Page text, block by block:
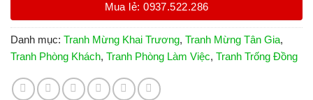
Mua lẻ: 0937.522.286
Danh mục: Tranh Mừng Khai Trương, Tranh Mừng Tân Gia,
Tranh Phòng Khách, Tranh Phòng Làm Việc, Tranh Trống Đồng